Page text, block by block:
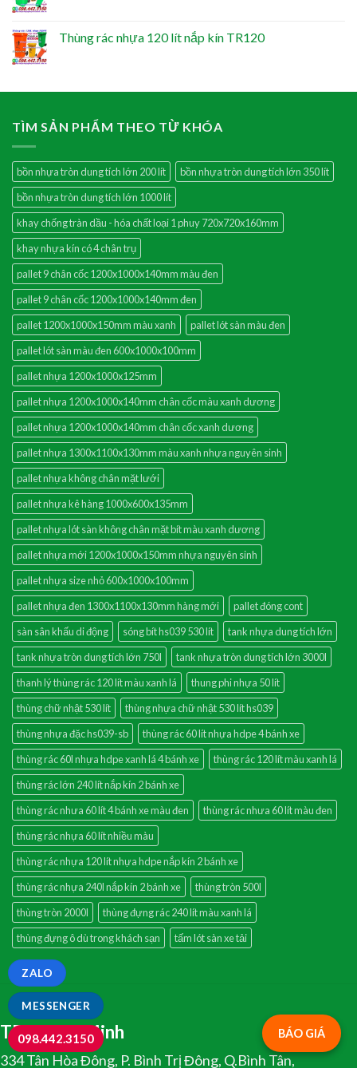
Thùng rác nhựa 120 lít nắp kín TR120
TÌM SẢN PHẨM THEO TỪ KHÓA
bồn nhựa tròn dung tích lớn 200 lít
bồn nhựa tròn dung tích lớn 350 lít
bồn nhựa tròn dung tích lớn 1000 lít
khay chống tràn dầu - hóa chất loại 1 phuy 720x720x160mm
khay nhựa kín có 4 chân trụ
pallet 9 chân cốc 1200x1000x140mm màu đen
pallet 9 chân cốc 1200x1000x140mm đen
pallet 1200x1000x150mm màu xanh
pallet lót sàn màu đen
pallet lót sàn màu đen 600x1000x100mm
pallet nhựa 1200x1000x125mm
pallet nhựa 1200x1000x140mm chân cốc màu xanh dương
pallet nhựa 1200x1000x140mm chân cốc xanh dương
pallet nhựa 1300x1100x130mm màu xanh nhựa nguyên sinh
pallet nhựa không chân mặt lưới
pallet nhựa kê hàng 1000x600x135mm
pallet nhựa lót sàn không chân mặt bít màu xanh dương
pallet nhựa mới 1200x1000x150mm nhựa nguyên sinh
pallet nhựa size nhỏ 600x1000x100mm
pallet nhựa đen 1300x1100x130mm hàng mới
pallet đóng cont
sàn sân khấu di động
sóng bít hs039 530 lít
tank nhựa dung tích lớn
tank nhựa tròn dung tích lớn 750l
tank nhựa tròn dung tích lớn 3000l
thanh lý thùng rác 120 lít màu xanh lá
thung phi nhựa 50 lít
thùng chữ nhật 530 lít
thùng nhựa chữ nhật 530 lít hs039
thùng nhựa đặc hs039-sb
thùng rác 60 lít nhựa hdpe 4 bánh xe
thùng rác 60l nhựa hdpe xanh lá 4 bánh xe
thùng rác 120 lít màu xanh lá
thùng rác lớn 240 lít nắp kín 2 bánh xe
thùng rác nhưa 60 lít 4 bánh xe màu đen
thùng rác nhưa 60 lít màu đen
thùng rác nhựa 60 lít nhiều màu
thùng rác nhựa 120 lít nhựa hdpe nắp kín 2 bánh xe
thùng rác nhựa 240l nắp kín 2 bánh xe
thùng tròn 500l
thùng tròn 2000l
thùng đựng rác 240 lít màu xanh lá
thùng đựng ô dù trong khách sạn
tấm lót sàn xe tải
TP.Hồ Chí Minh
334 Tân Hòa Đông, P. Bình Trị Đông, Q.Bình Tân,
BÁO GIÁ
MESSENGER
ZALO
098.442.3150